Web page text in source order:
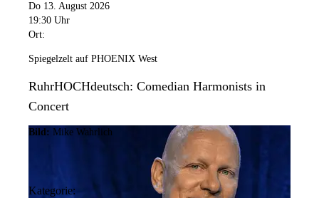
Do 13. August 2026
19:30 Uhr
Ort:
Spiegelzelt auf PHOENIX West
RuhrHOCHdeutsch: Comedian Harmonists in
Concert
Bild: Mike Wahrlich
Kategorie: